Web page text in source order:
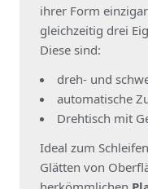
ihrer Form
gleichzeitig drei
Diese sind:
dreh- und
automatische
Drehtisch mit
Ideal zum
Glätten von